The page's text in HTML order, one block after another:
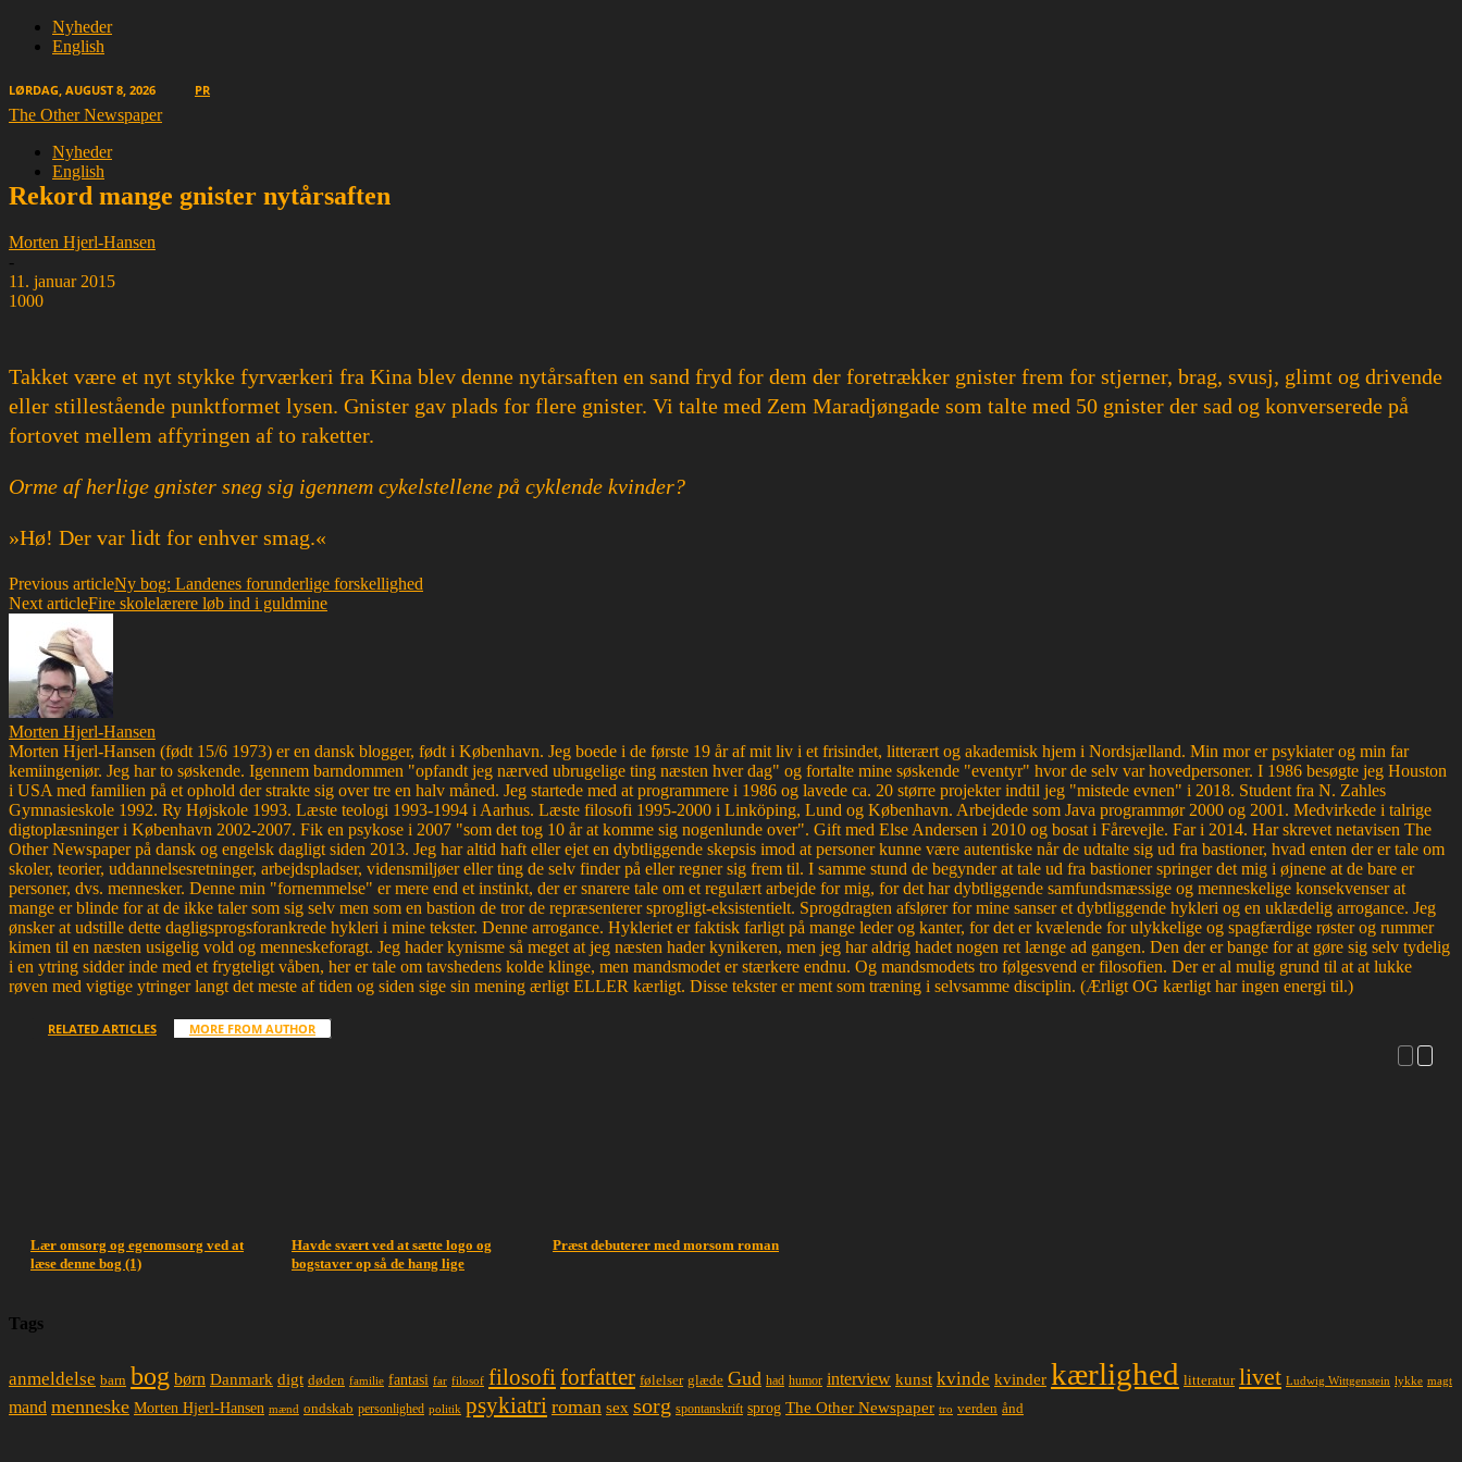
Nyheder
English
LØRDAG, AUGUST 8, 2026 PR
The Other Newspaper
Nyheder
English
Rekord mange gnister nytårsaften
Morten Hjerl-Hansen
-
11. januar 2015
1000
Takket være et nyt stykke fyrværkeri fra Kina blev denne nytårsaften en sand fryd for dem der foretrækker gnister frem for stjerner, brag, svusj, glimt og drivende
eller stillestående punktformet lysen. Gnister gav plads for flere gnister. Vi talte med Zem Maradjøngade som talte med 50 gnister der sad og konverserede på
fortovet mellem affyringen af to raketter.
Orme af herlige gnister sneg sig igennem cykelstellene på cyklende kvinder?
»Hø! Der var lidt for enhver smag.«
Previous articleNy bog: Landenes forunderlige forskellighed
Next articleFire skolelærere løb ind i guldmine
Morten Hjerl-Hansen
Morten Hjerl-Hansen (født 15/6 1973) er en dansk blogger, født i København. Jeg boede i de første 19 år af mit liv i et frisindet, litterært og akademisk hjem i Nordsjælland. Min mor er psykiater og min far
kemiingeniør. Jeg har to søskende. Igennem barndommen "opfandt jeg nærved ubrugelige ting næsten hver dag" og fortalte mine søskende "eventyr" hvor de selv var hovedpersoner. I 1986 besøgte jeg Houston
i USA med familien på et ophold der strakte sig over tre en halv måned. Jeg startede med at programmere i 1986 og lavede ca. 20 større projekter indtil jeg "mistede evnen" i 2018. Student fra N. Zahles
Gymnasieskole 1992. Ry Højskole 1993. Læste teologi 1993-1994 i Aarhus. Læste filosofi 1995-2000 i Linköping, Lund og København. Arbejdede som Java programmør 2000 og 2001. Medvirkede i talrige
digtoplæsninger i København 2002-2007. Fik en psykose i 2007 "som det tog 10 år at komme sig nogenlunde over". Gift med Else Andersen i 2010 og bosat i Fårevejle. Far i 2014. Har skrevet netavisen The
Other Newspaper på dansk og engelsk dagligt siden 2013. Jeg har altid haft eller ejet en dybtliggende skepsis imod at personer kunne være autentiske når de udtalte sig ud fra bastioner, hvad enten der er tale om
skoler, teorier, uddannelsesretninger, arbejdspladser, vidensmiljøer eller ting de selv finder på eller regner sig frem til. I samme stund de begynder at tale ud fra bastioner springer det mig i øjnene at de bare er
personer, dvs. mennesker. Denne min "fornemmelse" er mere end et instinkt, der er snarere tale om et regulært arbejde for mig, for det har dybtliggende samfundsmæssige og menneskelige konsekvenser at
mange er blinde for at de ikke taler som sig selv men som en bastion de tror de repræsenterer sprogligt-eksistentielt. Sprogdragten afslører for mine sanser et dybtliggende hykleri og en uklædelig arrogance. Jeg
ønsker at udstille dette dagligsprogsforankrede hykleri i mine tekster. Denne arrogance. Hykleriet er faktisk farligt på mange leder og kanter, for det er kvælende for ulykkelige og spagfærdige røster og rummer
kimen til en næsten usigelig vold og menneskeforagt. Jeg hader kynisme så meget at jeg næsten hader kynikeren, men jeg har aldrig hadet nogen ret længe ad gangen. Den der er bange for at gøre sig selv tydelig
i en ytring sidder inde med et frygteligt våben, her er tale om tavshedens kolde klinge, men mandsmodet er stærkere endnu. Og mandsmodets tro følgesvend er filosofien. Der er al mulig grund til at at lukke
røven med vigtige ytringer langt det meste af tiden og siden sige sin mening ærligt ELLER kærligt. Disse tekster er ment som træning i selvsamme disciplin. (Ærligt OG kærligt har ingen energi til.)
RELATED ARTICLES MORE FROM AUTHOR
Lær omsorg og egenomsorg ved at
læse denne bog (1)
Havde svært ved at sætte logo og
bogstaver op så de hang lige
Præst debuterer med morsom roman
Tags
anmeldelse barn bog børn Danmark digt døden familie fantasi far filosof filosofi forfatter følelser glæde Gud had humor interview kunst kvinde kvinder kærlighed litteratur livet Ludwig Wittgenstein lykke magt
mand menneske Morten Hjerl-Hansen mænd ondskab personlighed politik psykiatri roman sex sorg spontanskrift sprog The Other Newspaper tro verden ånd